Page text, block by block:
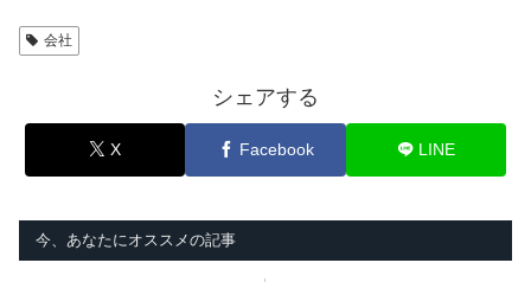
会社
シェアする
X Facebook LINE
今、あなたにオススメの記事